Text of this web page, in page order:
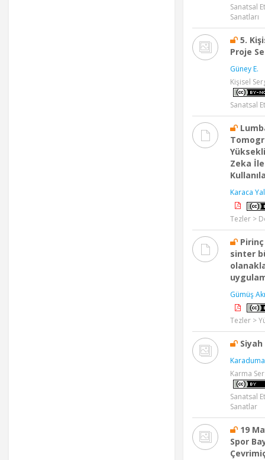
Sanatsal
Sanatları
5.
Proje
Güney E.
Kişisel
Sanatsal
Zeka
Karaca
Tezler >
sinter
Gümüş
Tezler >
Siyah
Karma
Sanatsal
Sanatlar
19
Spor